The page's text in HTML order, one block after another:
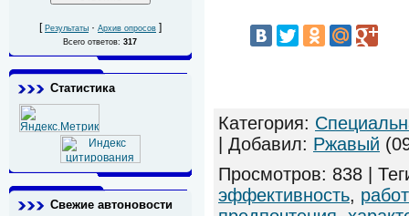
[ Результаты · Архив опросов ]
Всего ответов:317
Статистика
Свежие автоновости
Категория:
| Добавил: Ржавый
Просмотров: 838 |
эффективность,